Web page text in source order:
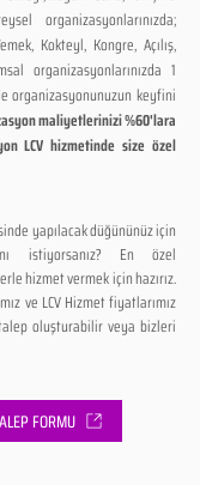
organizasyonlarınızda;
Kokteyl, Kongre, Açılış,
organizasyonlarınızda 1
organizasyonunuzun keyfini
maliyetlerinizi %60'lara
LCV hizmetinde size özel
yapılacak düğününüz için
istiyorsanız? En özel
hizmet vermek için hazırız.
ve LCV Hizmet fiyatlarımız
oluşturabilir veya bizleri
FORMU